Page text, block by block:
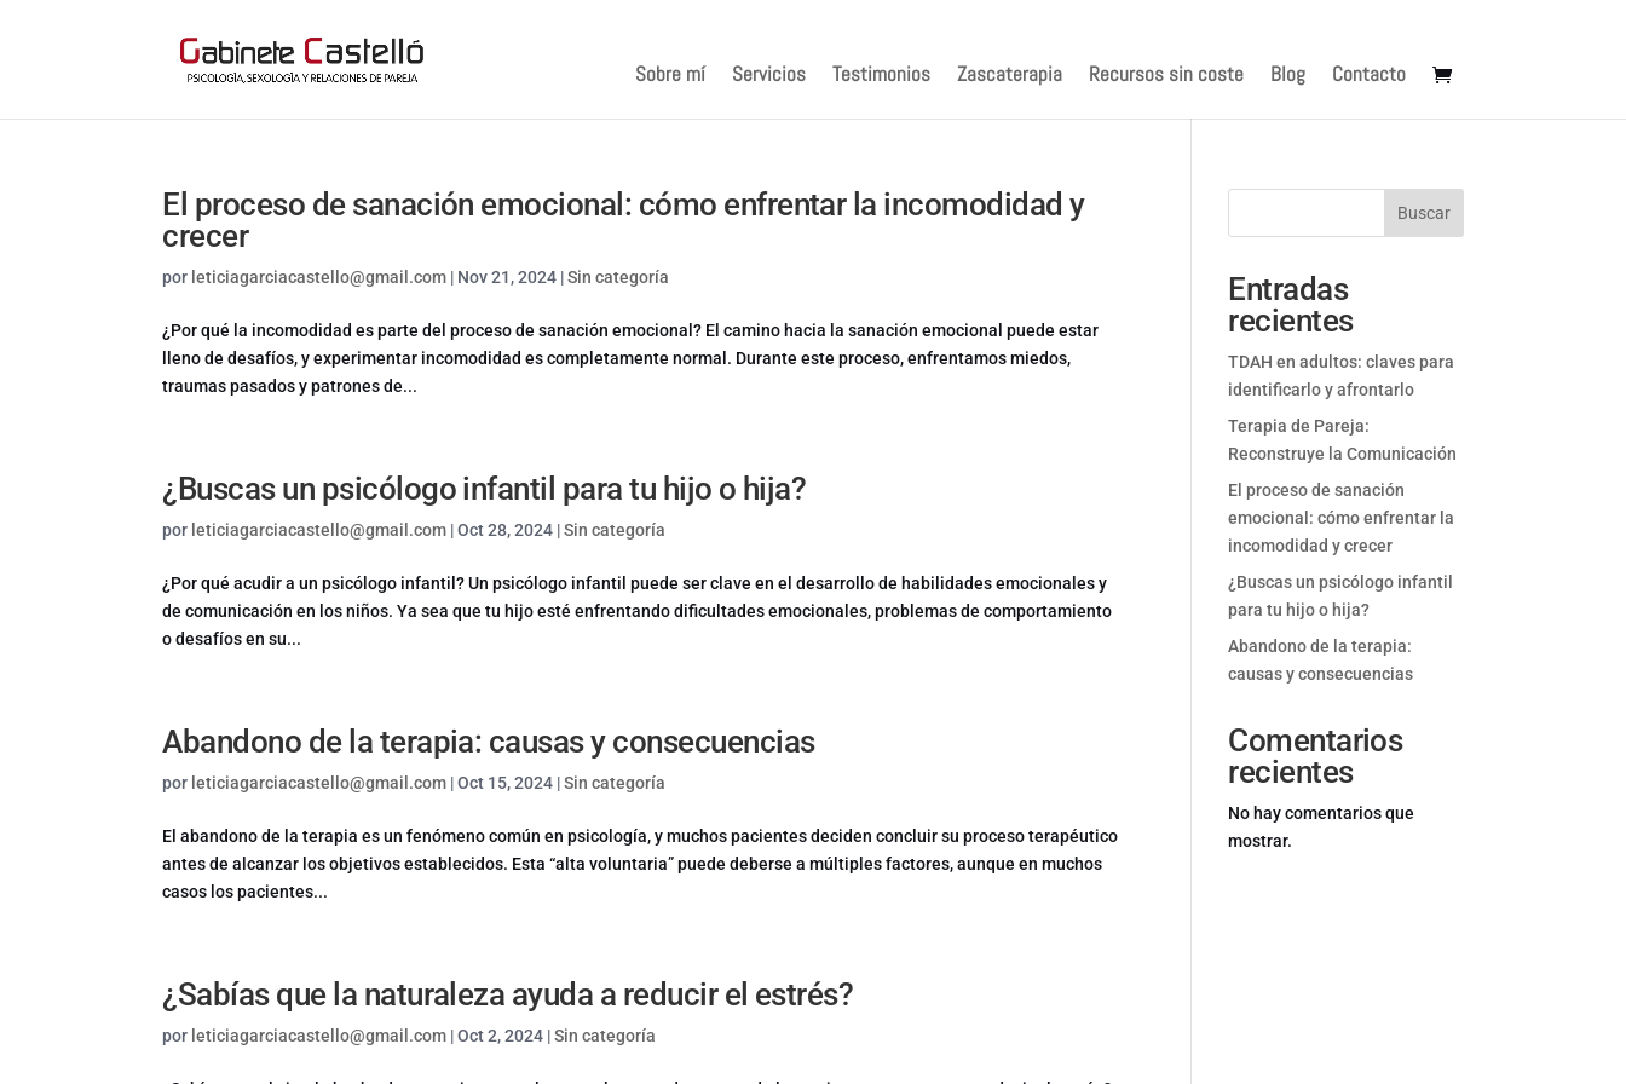
Sobre mí Servicios Testimonios Zascaterapia Recursos sin coste Blog Contacto
El proceso de sanación emocional: cómo enfrentar la incomodidad y
crecer
por leticiagarciacastello@gmail.com | Nov 21, 2024 |Sin categoría
¿Por qué la incomodidad es parte del proceso de sanación emocional? El camino hacia la sanación emocional puede estar
lleno de desafíos, y experimentar incomodidad es completamente normal. Durante este proceso, enfrentamos miedos,
traumas pasados y patrones de...
¿Buscas un psicólogo infantil para tu hijo o hija?
por leticiagarciacastello@gmail.com |Oct 28, 2024 |Sin categoría
¿Por qué acudir a un psicólogo infantil? Un psicólogo infantil puede ser clave en el desarrollo de habilidades emocionales y
de comunicación en los niños. Ya sea que tu hijo esté enfrentando dificultades emocionales, problemas de comportamiento
o desafíos en su...
Abandono de la terapia: causas y consecuencias
por leticiagarciacastello@gmail.com |Oct 15, 2024 |Sin categoría
El abandono de la terapia es un fenómeno común en psicología, y muchos pacientes deciden concluir su proceso terapéutico
antes de alcanzar los objetivos establecidos. Esta “alta voluntaria” puede deberse a múltiples factores, aunque en muchos
casos los pacientes...
¿Sabías que la naturaleza ayuda a reducir el estrés?
por leticiagarciacastello@gmail.com |Oct 2, 2024 |Sin categoría
Buscar
Entradas
recientes
TDAH en adultos: claves para
identificarlo y afrontarlo
Terapia de Pareja:
Reconstruye la Comunicación
El proceso de sanación
emocional: cómo enfrentar la
incomodidad y crecer
¿Buscas un psicólogo infantil
para tu hijo o hija?
Abandono de la terapia:
causas y consecuencias
Comentarios
recientes
No hay comentarios que
mostrar.